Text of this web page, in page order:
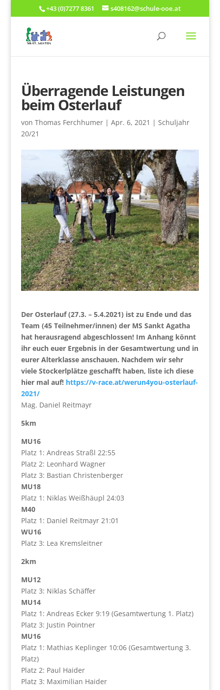
+43 (0)7277 8361 s408162@schule-ooe.at
Überragende Leistungen
beim Osterlauf
von Thomas Ferchhumer| Apr. 6, 2021 | Schuljahr
20/21
Der Osterlauf (27.3. – 5.4.2021) ist zu Ende und das
Team (45 Teilnehmer/innen) der MS Sankt Agatha
hat herausragend abgeschlossen! Im Anhang könnt
ihr euch euer Ergebnis in der Gesamtwertung und in
eurer Alterklasse anschauen. Nachdem wir sehr
viele Stockerlplätze geschafft haben, liste ich diese
hier mal auf! https://v-race.at/werun4you-osterlauf-
2021/
Mag. Daniel Reitmayr
5km
MU16
Platz 1: Andreas Straßl 22:55
Platz 2: Leonhard Wagner
Platz 3: Bastian Christenberger
MU18
Platz 1: Niklas Weißhäupl 24:03
M40
Platz 1: Daniel Reitmayr 21:01
WU16
Platz 3: Lea Kremsleitner
2km
MU12
Platz 3: Niklas Schäffer
MU14
Platz 1: Andreas Ecker 9:19 (Gesamtwertung 1. Platz)
Platz 3: Justin Pointner
MU16
Platz 1: Mathias Keplinger 10:06 (Gesamtwertung 3.
Platz)
Platz 2: Paul Haider
Platz 3: Maximilian Haider